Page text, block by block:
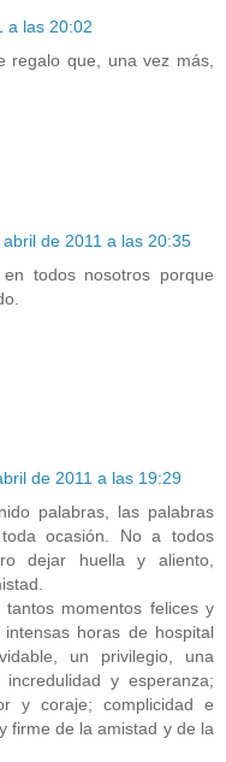
a las 20:02
regalo que, una vez más,
de 2011 a las 20:35
todos nosotros porque
de 2011 a las 19:29
palabras, las palabras
ocasión. No a todos
dejar huella y aliento,
momentos felices y
horas de hospital
un privilegio, una
y esperanza;
y coraje; complicidad e
firme de la amistad y de la